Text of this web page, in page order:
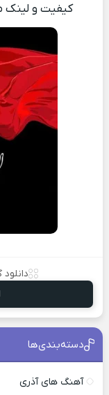
کیفیت و لینک
دسته‌بندی‌ها
آهنگ های آذری